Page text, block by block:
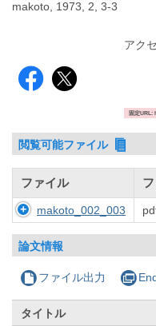
makoto, 1973, 2, 3-3
アク
固定URL:
閲覧可能ファイル
ファイル
makoto_002_003
論文情報
ファイル出力
タイトル